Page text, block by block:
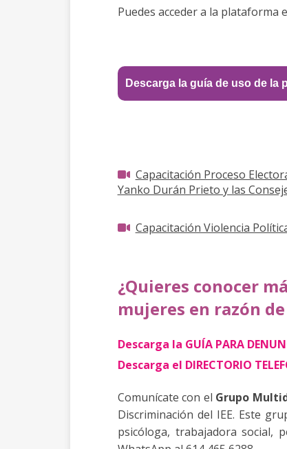
Puedes acceder a la plataforma
Descarga la guía de uso de la
Capacitación Proceso
Yanko Durán Prieto y las
Capacitación Violencia
¿Quieres conocer
mujeres en razón
Descarga la GUÍA PARA
Descarga el DIRECTORIO
Comunícate con el Grupo
Discriminación del IEE. Este
psicóloga, trabajadora